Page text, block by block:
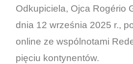
Odkupiciela, Ojca Rogério
dnia 12 września 2025 r.,
online ze wspólnotami
pięciu kontynentów.